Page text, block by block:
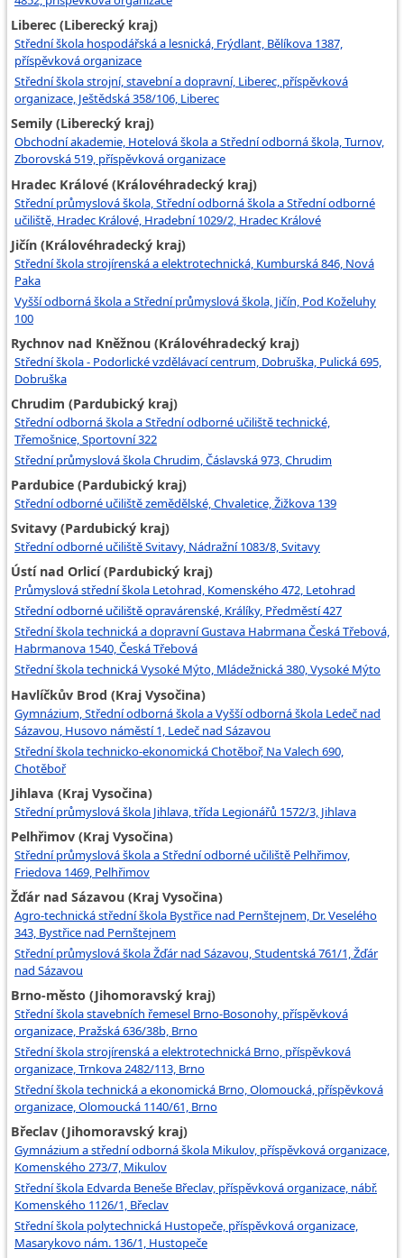
Liberec (Liberecký kraj)
Střední škola hospodářská a lesnická, Frýdlant, Bělíkova 1387,
příspěvková organizace
Střední škola strojní, stavební a dopravní, Liberec, příspěvková
organizace, Ještědská 358/106, Liberec
Semily (Liberecký kraj)
Obchodní akademie, Hotelová škola a Střední odborná škola, Turnov,
Zborovská 519, příspěvková organizace
Hradec Králové (Královéhradecký kraj)
Střední průmyslová škola, Střední odborná škola a Střední odborné
učiliště, Hradec Králové, Hradební 1029/2, Hradec Králové
Jičín (Královéhradecký kraj)
Střední škola strojírenská a elektrotechnická, Kumburská 846, Nová
Paka
Vyšší odborná škola a Střední průmyslová škola, Jičín, Pod Koželuhy
100
Rychnov nad Kněžnou (Královéhradecký kraj)
Střední škola - Podorlické vzdělávací centrum, Dobruška, Pulická 695,
Dobruška
Chrudim (Pardubický kraj)
Střední odborná škola a Střední odborné učiliště technické,
Třemošnice, Sportovní 322
Střední průmyslová škola Chrudim, Čáslavská 973, Chrudim
Pardubice (Pardubický kraj)
Střední odborné učiliště zemědělské, Chvaletice, Žižkova 139
Svitavy (Pardubický kraj)
Střední odborné učiliště Svitavy, Nádražní 1083/8, Svitavy
Ústí nad Orlicí (Pardubický kraj)
Průmyslová střední škola Letohrad, Komenského 472, Letohrad
Střední odborné učiliště opravárenské, Králíky, Předměstí 427
Střední škola technická a dopravní Gustava Habrmana Česká Třebová,
Habrmanova 1540, Česká Třebová
Střední škola technická Vysoké Mýto, Mládežnická 380, Vysoké Mýto
Havlíčkův Brod (Kraj Vysočina)
Gymnázium, Střední odborná škola a Vyšší odborná škola Ledeč nad
Sázavou, Husovo náměstí 1, Ledeč nad Sázavou
Střední škola technicko-ekonomická Chotěboř, Na Valech 690,
Chotěboř
Jihlava (Kraj Vysočina)
Střední průmyslová škola Jihlava, třída Legionářů 1572/3, Jihlava
Pelhřimov (Kraj Vysočina)
Střední průmyslová škola a Střední odborné učiliště Pelhřimov,
Friedova 1469, Pelhřimov
Žďár nad Sázavou (Kraj Vysočina)
Agro-technická střední škola Bystřice nad Pernštejnem, Dr. Veselého
343, Bystřice nad Pernštejnem
Střední průmyslová škola Žďár nad Sázavou, Studentská 761/1, Žďár
nad Sázavou
Brno-město (Jihomoravský kraj)
Střední škola stavebních řemesel Brno-Bosonohy, příspěvková
organizace, Pražská 636/38b, Brno
Střední škola strojírenská a elektrotechnická Brno, příspěvková
organizace, Trnkova 2482/113, Brno
Střední škola technická a ekonomická Brno, Olomoucká, příspěvková
organizace, Olomoucká 1140/61, Brno
Břeclav (Jihomoravský kraj)
Gymnázium a střední odborná škola Mikulov, příspěvková organizace,
Komenského 273/7, Mikulov
Střední škola Edvarda Beneše Břeclav, příspěvková organizace, nábř.
Komenského 1126/1, Břeclav
Střední škola polytechnická Hustopeče, příspěvková organizace,
Masarykovo nám. 136/1, Hustopeče